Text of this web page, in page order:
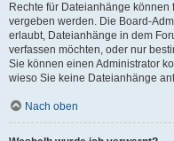
Rechte für Dateianhänge
vergeben werden. Die Board-
erlaubt, Dateianhänge in dem
verfassen möchten, oder nur
Sie können einen Administrator
wieso Sie keine Dateianhänge
Nach oben